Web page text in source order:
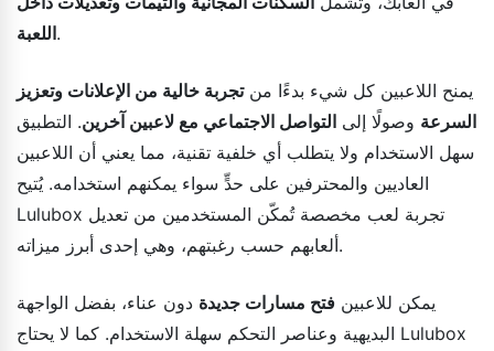
اللعبة.
يمنح اللاعبين كل شيء بدءًا منتجربة خالية من الإعلانات وتعزيز
السرعة وصولًا إلى التواصل الاجتماعي مع لاعبين آخرين. التطبيق
سهل الاستخدام ولا يتطلب أي خلفية تقنية، مما يعني أن اللاعبين
العاديين والمحترفين على حدٍّ سواء يمكنهم استخدامه. يُتيح
Lulubox تجربة لعب مخصصة تُمكّن المستخدمين من تعديل
ألعابهم حسب رغبتهم، وهي إحدى أبرز ميزاته.
يمكن للاعبين فتح مسارات جديدة دون عناء، بفضل الواجهة
البديهية وعناصر التحكم سهلة الاستخدام. كما لا يحتاج Lulubox